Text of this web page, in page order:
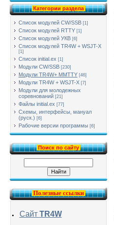
Категории раздела
Список модулей CW/SSB [1]
Список модулей RTTY [1]
Список модулей УКВ [6]
Список модулей TR4W + WSJT-X
[1]
Список initial.ex [1]
Модули CW/SSB [230]
Модули TR4W+ MMTTY [46]
Модули TR4W + WSJT-X [7]
Модули для молодежных
соревнований [21]
Файлы initial.ex [77]
Схемы, интерфейсы, мануал
(руск.) [6]
Рабочие версии программы [6]
Поиск по сайту
Полезные ссылки
Сайт TR4W